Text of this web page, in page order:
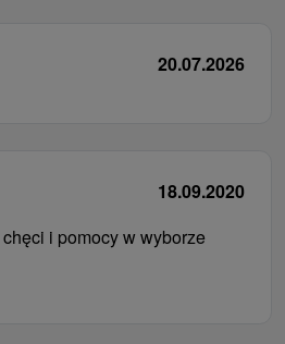
20.07.2026
18.09.2020
i pomocy w wyborze